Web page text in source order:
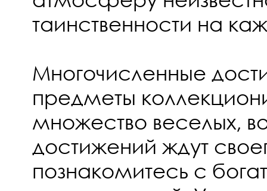
таинственности на
Многочисленные
предметы
множество веселых,
достижений ждут
познакомитесь с